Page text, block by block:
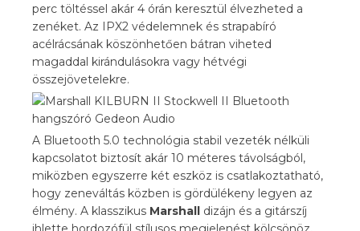
perc töltéssel akár 4 órán keresztül élvezheted a
zenéket. Az IPX2 védelemnek és strapabíró
acélrácsának köszönhetően bátran viheted
magaddal kirándulásokra vagy hétvégi
összejövetelekre.
A Bluetooth 5.0 technológia stabil vezeték nélküli
kapcsolatot biztosít akár 10 méteres távolságból,
miközben egyszerre két eszköz is csatlakoztatható,
hogy zeneváltás közben is gördülékeny legyen az
élmény. A klasszikus Marshall dizájn és a gitárszíj